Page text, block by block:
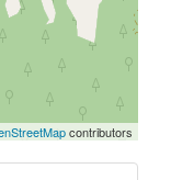
contributors